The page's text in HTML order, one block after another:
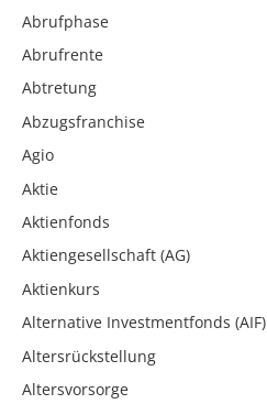
Abrufphase
Abrufrente
Abtretung
Abzugsfranchise
Agio
Aktie
Aktienfonds
Aktiengesellschaft (AG)
Aktienkurs
Alternative Investmentfonds (AIF)
Altersrückstellung
Altersvorsorge